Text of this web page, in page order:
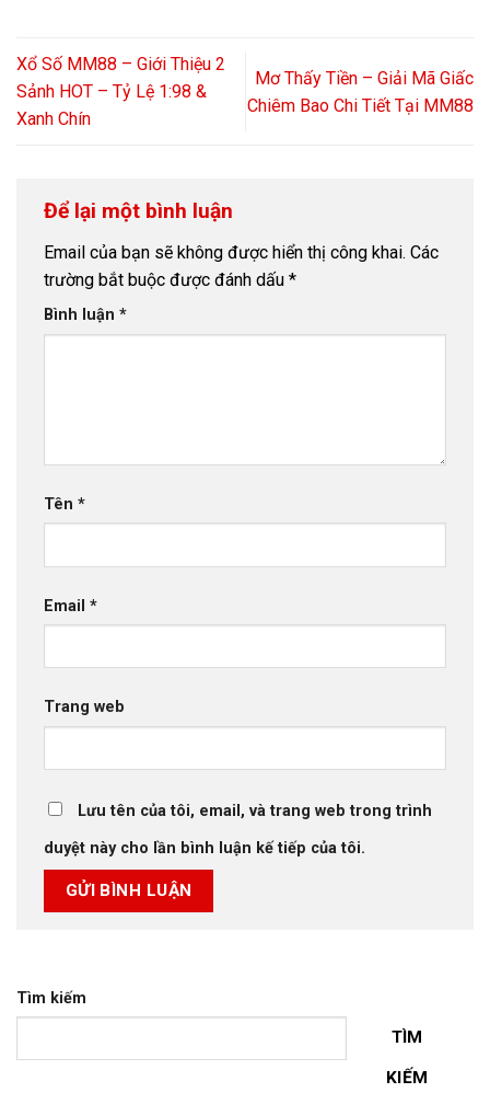
Xổ Số MM88 – Giới Thiệu 2
Sảnh HOT – Tỷ Lệ 1:98 &
Xanh Chín
Mơ Thấy Tiền – Giải Mã Giấc
Chiêm Bao Chi Tiết Tại MM88
Để lại một bình luận
Email của bạn sẽ không được hiển thị công khai. Các
trường bắt buộc được đánh dấu *
Bình luận *
Tên *
Email *
Trang web
Lưu tên của tôi, email, và trang web trong trình
duyệt này cho lần bình luận kế tiếp của tôi.
Tìm kiếm
TÌM
KIẾM